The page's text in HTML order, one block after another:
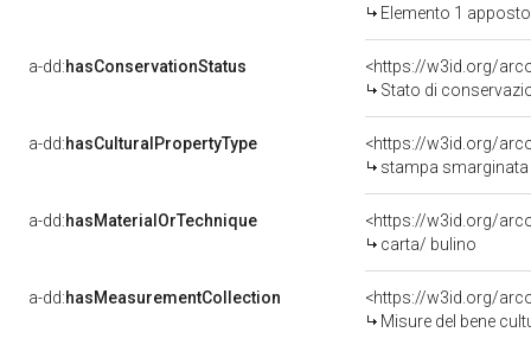
Elemento 1
a-dd:hasConservationStatus
<https://w3id.org/
Stato di
a-dd:hasCulturalPropertyType
<https://w3id.org/
stampa
a-dd:hasMaterialOrTechnique
<https://w3id.org/
carta/ bulino
a-dd:hasMeasurementCollection
<https://w3id.org/
Misure del bene